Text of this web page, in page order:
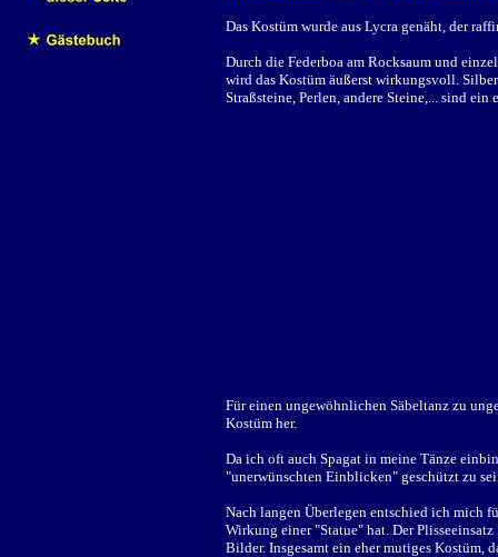
Das Kostüm wurde aus Lycra genäht, der
Durch die Federboa am Rocksaum und
wird das Kostüm äußerst wirkungsvoll.
Straßsteine, Perlen, andere Steine,... sind ein
Für einen ungewöhnlichen Säbeltanz zu
Kostüm her.
Da ich oft auch Spagat in meine Tänze
"unerwünschten Einblicken" geschützt zu
Nach langen Überlegen entschied ich mich
Wirkung einer "Statue" hat. Der
Bilder. Insgesamt ein eher mutiges Kostüm,